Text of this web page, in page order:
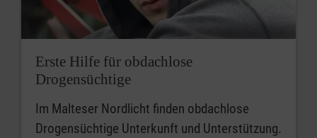
Erste Hilfe für obdachlose
Drogensüchtige
Im Malteser Nordlicht finden obdachlose
Drogensüchtige Unterkunft und Unterstützung.